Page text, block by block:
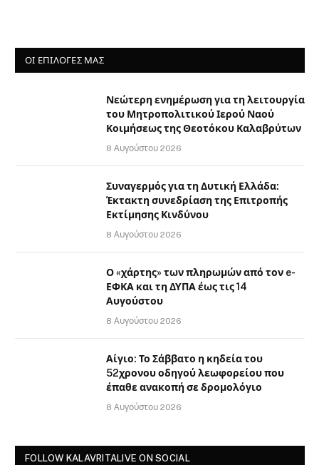
ΟΙ ΕΠΙΛΟΓΈΣ ΜΑΣ
Νεώτερη ενημέρωση για τη λειτουργία
του Μητροπολιτικού Ιερού Ναού
Κοιμήσεως της Θεοτόκου Καλαβρύτων
8 Αυγούστου 2026
Συναγερμός για τη Δυτική Ελλάδα:
Έκτακτη συνεδρίαση της Επιτροπής
Εκτίμησης Κινδύνου
8 Αυγούστου 2026
Ο «χάρτης» των πληρωμών από τον e-
ΕΦΚΑ και τη ΔΥΠΑ έως τις 14
Αυγούστου
8 Αυγούστου 2026
Αίγιο: Το Σάββατο η κηδεία του
52χρονου οδηγού λεωφορείου που
έπαθε ανακοπή σε δρομολόγιο
8 Αυγούστου 2026
FOLLOW KALAVRITALIVE ON SOCIAL